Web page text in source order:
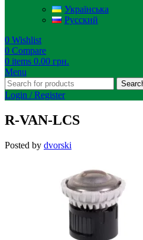
Українська
Русский
0 Wishlist
0 Compare
0 items 0.00 грн.
Menu
Login / Register
R-VAN-LCS
Posted by dvorski